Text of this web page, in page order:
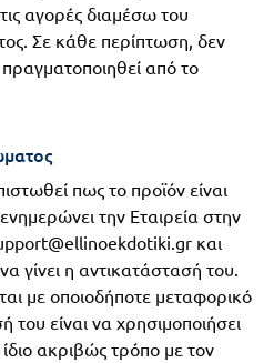
αγορές διαμέσω του
Σε κάθε περίπτωση, δεν
από το
πως το προϊόν είναι
την Εταιρεία στην
και
γίνει η αντικατάστασή του.
με οποιοδήποτε μεταφορικό
είναι να χρησιμοποιήσει
ακριβώς τρόπο με τον